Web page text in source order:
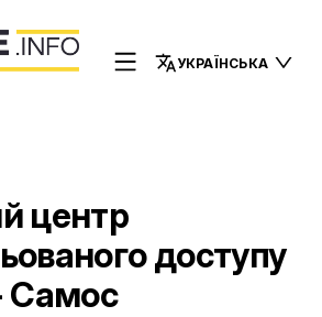
УКРАЇНСЬКА
центр
доступу
Самос